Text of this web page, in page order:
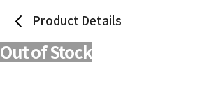
Product Details
Out of Stock